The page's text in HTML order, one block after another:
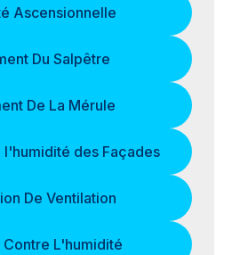
Ascensionnelle
Du Salpêtre
De La Mérule
l'humidité des Façades
De Ventilation
Contre L'humidité